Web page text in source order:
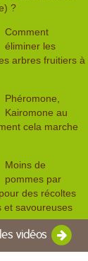
?
Comment
éliminer les
arbres fruitiers à
Phéromone,
Kairomone au
cela marche
Moins de
pommes par
des récoltes
et savoureuses
vidéos